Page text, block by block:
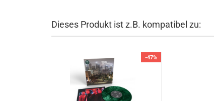
Dieses Produkt ist z.B. kompatibel zu:
-47%